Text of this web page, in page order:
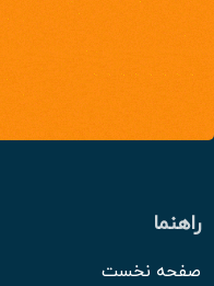
راهنما
صفحه نخست